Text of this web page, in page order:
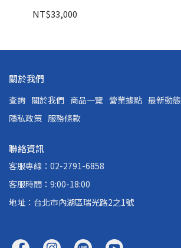
NT$33,000
關於我們
查詢 關於我們 商品一覽 營業據點 最新動態
隱私政策 服務條款
聯絡資訊
客服專線：02-2791-6858
客服時間：9:00-18:00
地址：台北市內湖區瑞光路2之1號